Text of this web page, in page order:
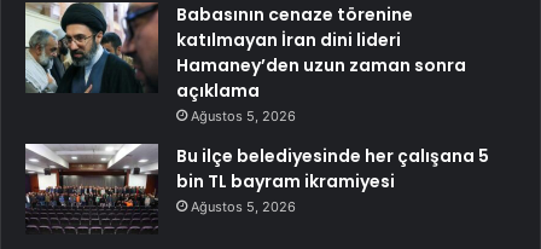
Babasının cenaze törenine
katılmayan İran dini lideri
Hamaney’den uzun zaman sonra
açıklama
Ağustos 5, 2026
Bu ilçe belediyesinde her çalışana 5
bin TL bayram ikramiyesi
Ağustos 5, 2026